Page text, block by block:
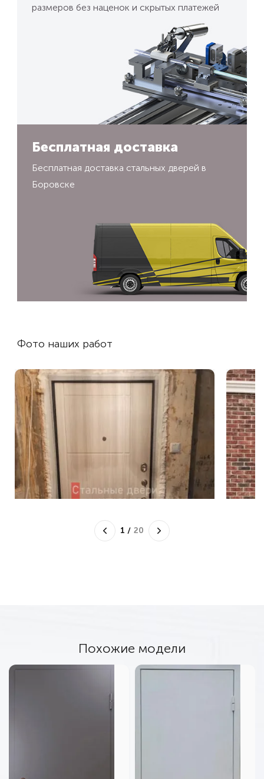
размеров без наценок и скрытых платежей
Бесплатная доставка
Бесплатная доставка стальных дверей в
Боровске
Фото наших работ
1 / 20
Похожие модели